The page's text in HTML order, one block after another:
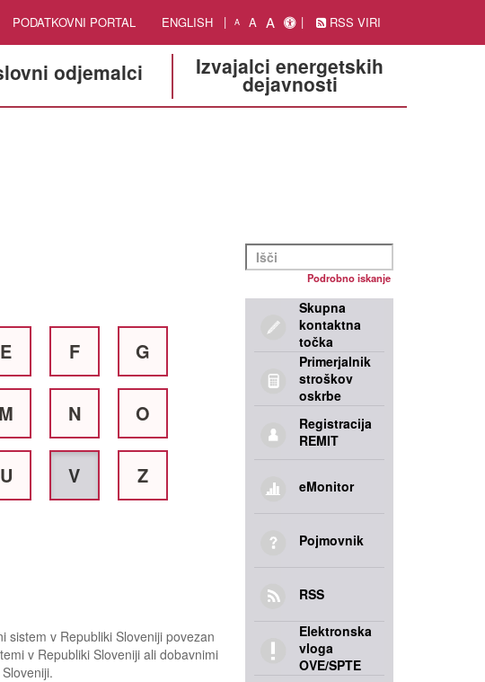
PODATKOVNI PORTAL ENGLISH A A A RSS VIRI
odjemalci Izvajalci energetskih
dejavnosti
E F G
M N O
U V Z
sistem v Republiki Sloveniji povezan
v Republiki Sloveniji ali dobavnimi
Podrobno iskanje
Skupna
kontaktna
točka
Primerjalnik
stroškov
oskrbe
Registracija
REMIT
eMonitor
Pojmovnik
RSS
Elektronska
vloga
OVE/SPTE